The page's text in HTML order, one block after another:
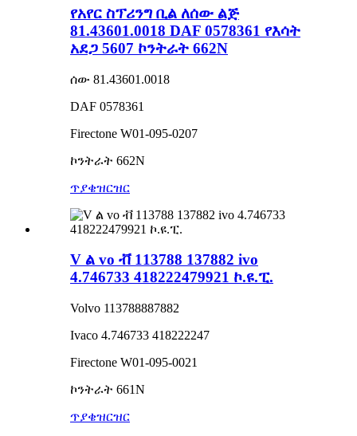
የአየር ስፕሪንግ ቢል ለሰው ልጅ
81.43601.0018 DAF 0578361 የእሳት
አደጋ 5607 ኮንትራት 662N
ሰው 81.43601.0018
DAF 0578361
Firectone W01-095-0207
ኮንትራት 662N
ጥያቄዝርዝር
V ል vo ቭ 113788 137882 ivo
4.746733 418222479921 ኮ.ዩ.ፒ.
Volvo 113788887882
Ivaco 4.746733 418222247
Firectone W01-095-0021
ኮንትራት 661N
ጥያቄዝርዝር